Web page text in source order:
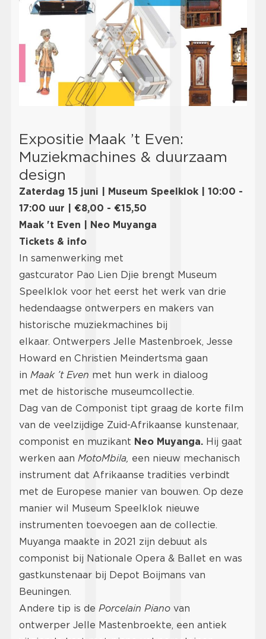
Expositie Maak ’t Even:
Muziekmachines & duurzaam
design
Zaterdag 15 juni | Museum Speelklok | 10:00 -
17:00 uur | €8,00 - €15,50
Maak 't Even | Neo Muyanga
Tickets & info
In samenwerking met
gastcurator Pao Lien Djie brengt Museum
Speelklok voor het eerst het werk van drie
hedendaagse ontwerpers en makers van
historische muziekmachines bij
elkaar. Ontwerpers Jelle Mastenbroek, Jesse
Howard en Christien Meindertsma gaan
in Maak ’t Even met hun werk in dialoog
met de historische museumcollectie.
Dag van de Componist tipt graag de korte film
van de veelzijdige Zuid-Afrikaanse kunstenaar,
componist en muzikant Neo Muyanga. Hij gaat
werken aan MotoMbila, een nieuw mechanisch
instrument dat Afrikaanse tradities verbindt
met de Europese manier van bouwen. Op deze
manier wil Museum Speelklok nieuwe
instrumenten toevoegen aan de collectie.
Muyanga maakte in 2021 zijn debuut als
componist bij Nationale Opera & Ballet en was
gastkunstenaar bij Depot Boijmans van
Beuningen.
Andere tip is de Porcelain Piano van
ontwerper Jelle Mastenbroekte, een antiek